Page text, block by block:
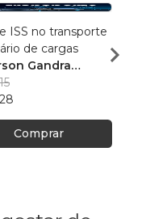
ISS no transporte
de cargas
Gandra
Comprar